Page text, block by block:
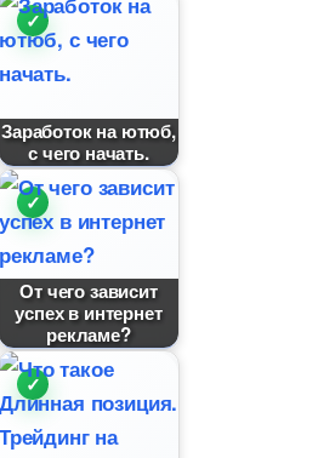
Заработок на ютюб,
с чего начать.
От чего зависит
успех в интернет
рекламе?